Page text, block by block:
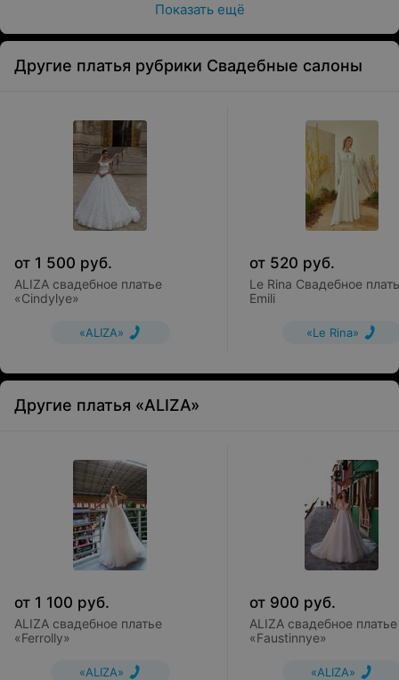
Показать ещё
Другие платья рубрики Свадебные салоны
от 1 500 руб.
ALIZA свадебное платье
«Cindylye»
«ALIZA»
от 520 руб.
Le Rina Свадебное
Emili
«Le Rina»
Другие платья «ALIZA»
от 1 100 руб.
ALIZA свадебное платье
«Ferrolly»
«ALIZA»
от 900 руб.
ALIZA свадебное платье
«Faustinnye»
«ALIZA»